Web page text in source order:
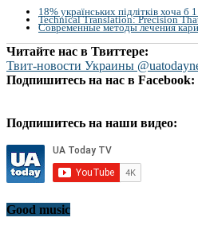
18% українських підлітків хоча б
Technical Translation: Precision
Современные методы лечения
Читайте нас в Твиттере:
Твит-новости Украины
Подпишитесь на нас в Facebook:
Подпишитесь на наши видео:
Good music